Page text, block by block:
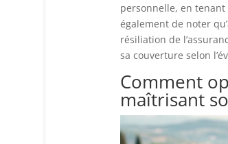
personnelle, en tenant
également de noter
résiliation de
sa couverture selon
Comment
maîtrisant